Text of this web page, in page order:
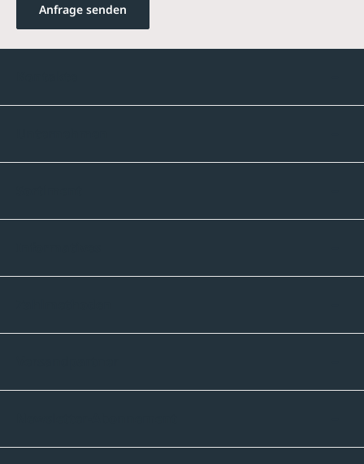
Anfrage senden